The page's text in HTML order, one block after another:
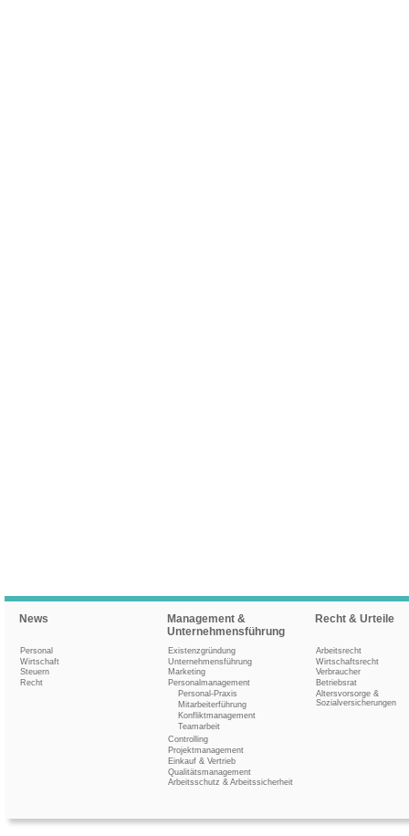
News
Personal
Wirtschaft
Steuern
Recht
Management &
Unternehmensführung
Existenzgründung
Unternehmensführung
Marketing
Personalmanagement
Personal-Praxis
Mitarbeiterführung
Konfliktmanagement
Teamarbeit
Controlling
Projektmanagement
Einkauf & Vertrieb
Qualitätsmanagement
Arbeitsschutz & Arbeitssicherheit
Recht & Urteile
Arbeitsrecht
Wirtschaftsrecht
Verbraucher
Betriebsrat
Altersvorsorge &
Sozialversicherungen